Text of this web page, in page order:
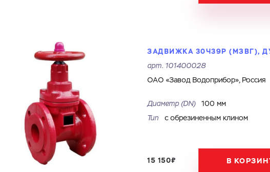
ЗАДВИЖКА 30Ч39Р (МЗВГ),
арт. 101400028
ОАО «Завод Водоприбор», Россия
Диаметр (DN) 100 мм
Тип
с обрезиненным клином
15 150₽ В